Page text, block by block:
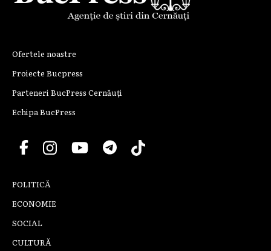
Ofertele noastre
Proiecte Bucpress
Parteneri BucPress Cernăuți
Echipa BucPress
POLITICĂ
ECONOMIE
SOCIAL
CULTURĂ